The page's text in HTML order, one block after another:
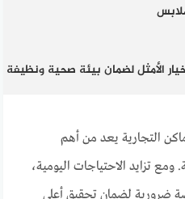
الأمثل لضمان بيئة صحية ونظيفة
التجارية يعد من أهم
تزايد الاحتياجات اليومية،
ضرورية لضمان تحقيق أعلى